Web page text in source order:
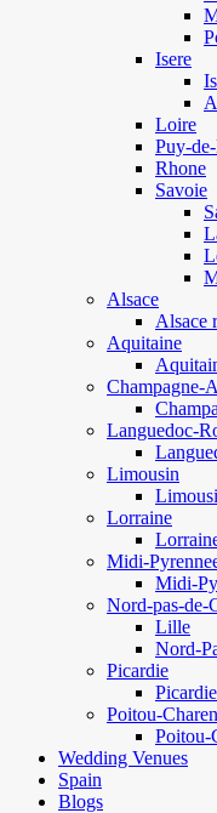
Isere
Loire
Puy-
Rhone
Savoie
Alsace
Alsace
Aquitaine
Champagne-
Languedoc-
Limousin
Lorraine
Midi-
Midi-
Nord-pas-de-
Lille
Nord-
Picardie
Poitou-
Poitou-
Wedding Venues
Spain
Blogs